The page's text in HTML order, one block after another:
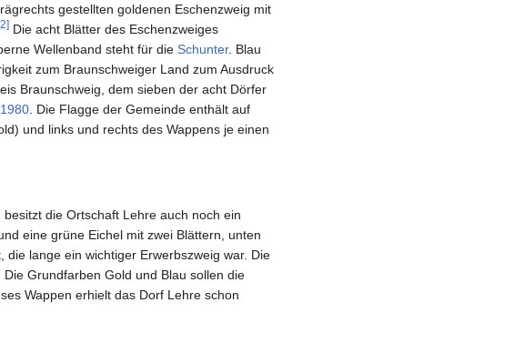
gestellten goldenen Eschenzweig mit
2] Die acht Blätter des Eschenzweiges
Wellenband steht für die Schunter. Blau
zum Braunschweiger Land zum Ausdruck
Braunschweig, dem sieben der acht Dörfer
1980 . Die Flagge der Gemeinde enthält auf
und links und rechts des Wappens je einen
die Ortschaft Lehre auch noch ein
eine grüne Eichel mit zwei Blättern, unten
lange ein wichtiger Erwerbszweig war. Die
Grundfarben Gold und Blau sollen die
Wappen erhielt das Dorf Lehre schon